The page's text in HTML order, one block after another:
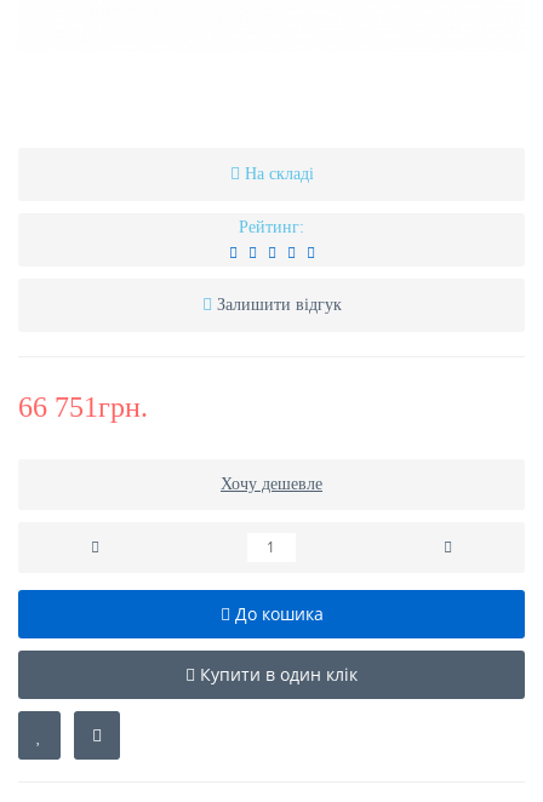
На складі
Рейтинг:
Залишити відгук
66 751грн.
Хочу дешевле
До кошика
Купити в один клік